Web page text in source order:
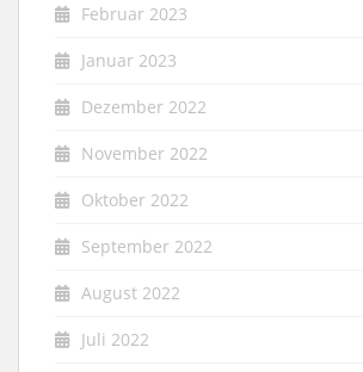
Februar 2023
Januar 2023
Dezember 2022
November 2022
Oktober 2022
September 2022
August 2022
Juli 2022